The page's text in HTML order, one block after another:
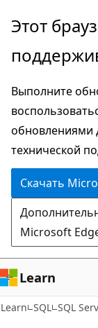
Пропустить
перейти
основному
содержимому
Этот
Выполните
обновлениями
технической
Скачать
Microsoft
Learn
Learn SQL SQL